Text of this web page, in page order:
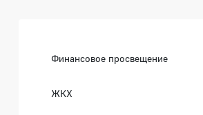
Финансовое просвещение
ЖКХ